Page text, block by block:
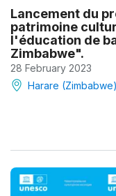
Lancement du
patrimoine
l'éducation de
Zimbabwe".
28 February 2023
Harare